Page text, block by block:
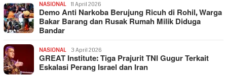
NASIONAL 11 April 2026
Demo Anti Narkoba Berujung Ricuh di Rohil, Warga
Bakar Barang dan Rusak Rumah Milik Diduga
Bandar
NASIONAL 3 April 2026
GREAT Institute: Tiga Prajurit TNI Gugur Terkait
Eskalasi Perang Israel dan Iran